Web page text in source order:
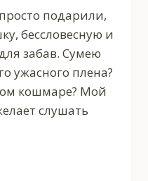
подарили,
бессловесную и
забав. Сумею
ужасного плена?
кошмаре? Мой
слушать